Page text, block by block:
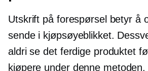
Utskrift på forespørsel betyr å
sende i kjøpsøyeblikket.
aldri se det ferdige produktet
kjøpere under denne